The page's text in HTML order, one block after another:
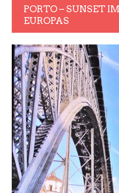
PORTO – SUNSET
EUROPAS